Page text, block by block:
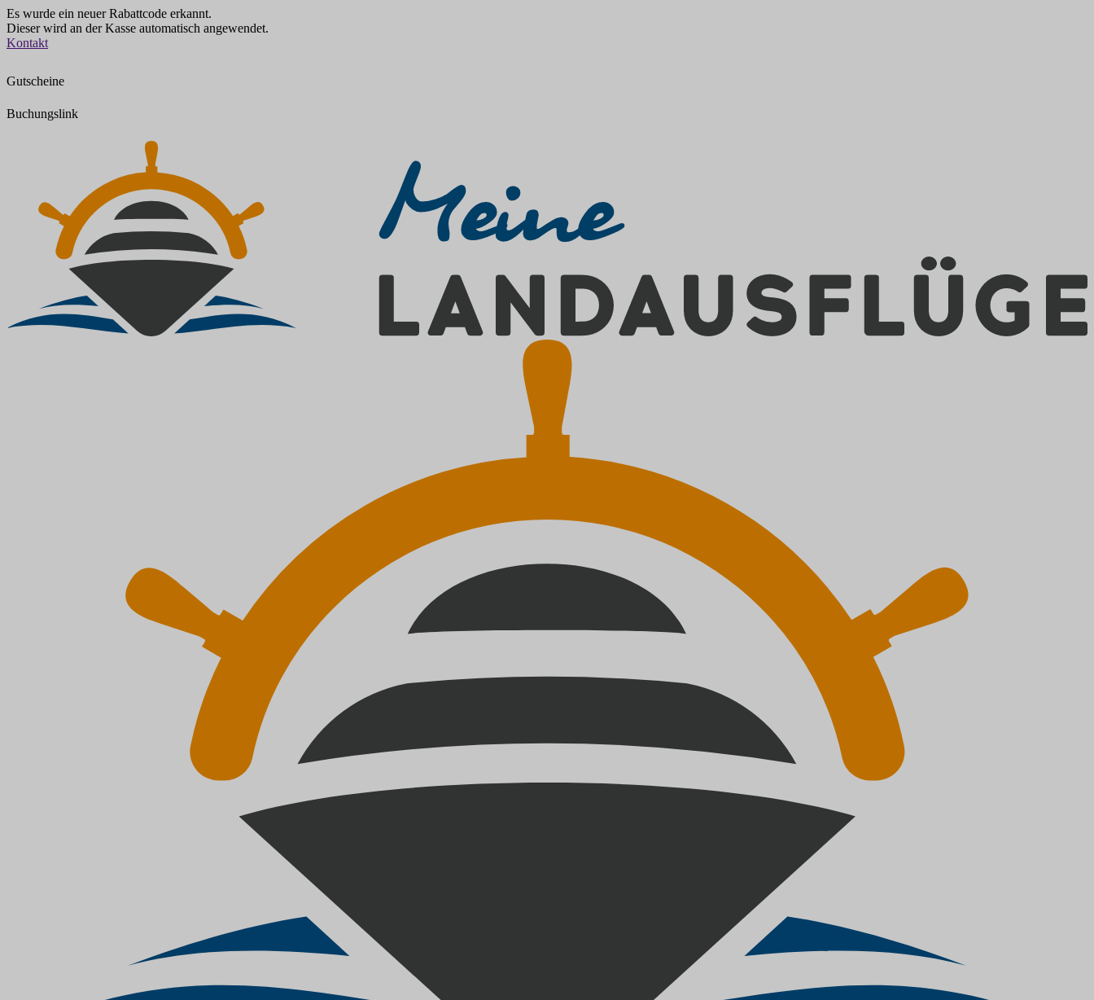
Es wurde ein neuer Rabattcode erkannt.
Dieser wird an der Kasse automatisch angewendet.
Zum
Kontakt
Gutscheine
Buchungslink